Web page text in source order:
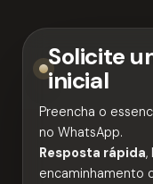
Solicite
inicial
Preencha o
no WhatsApp.
Resposta rápida,
encaminhamento